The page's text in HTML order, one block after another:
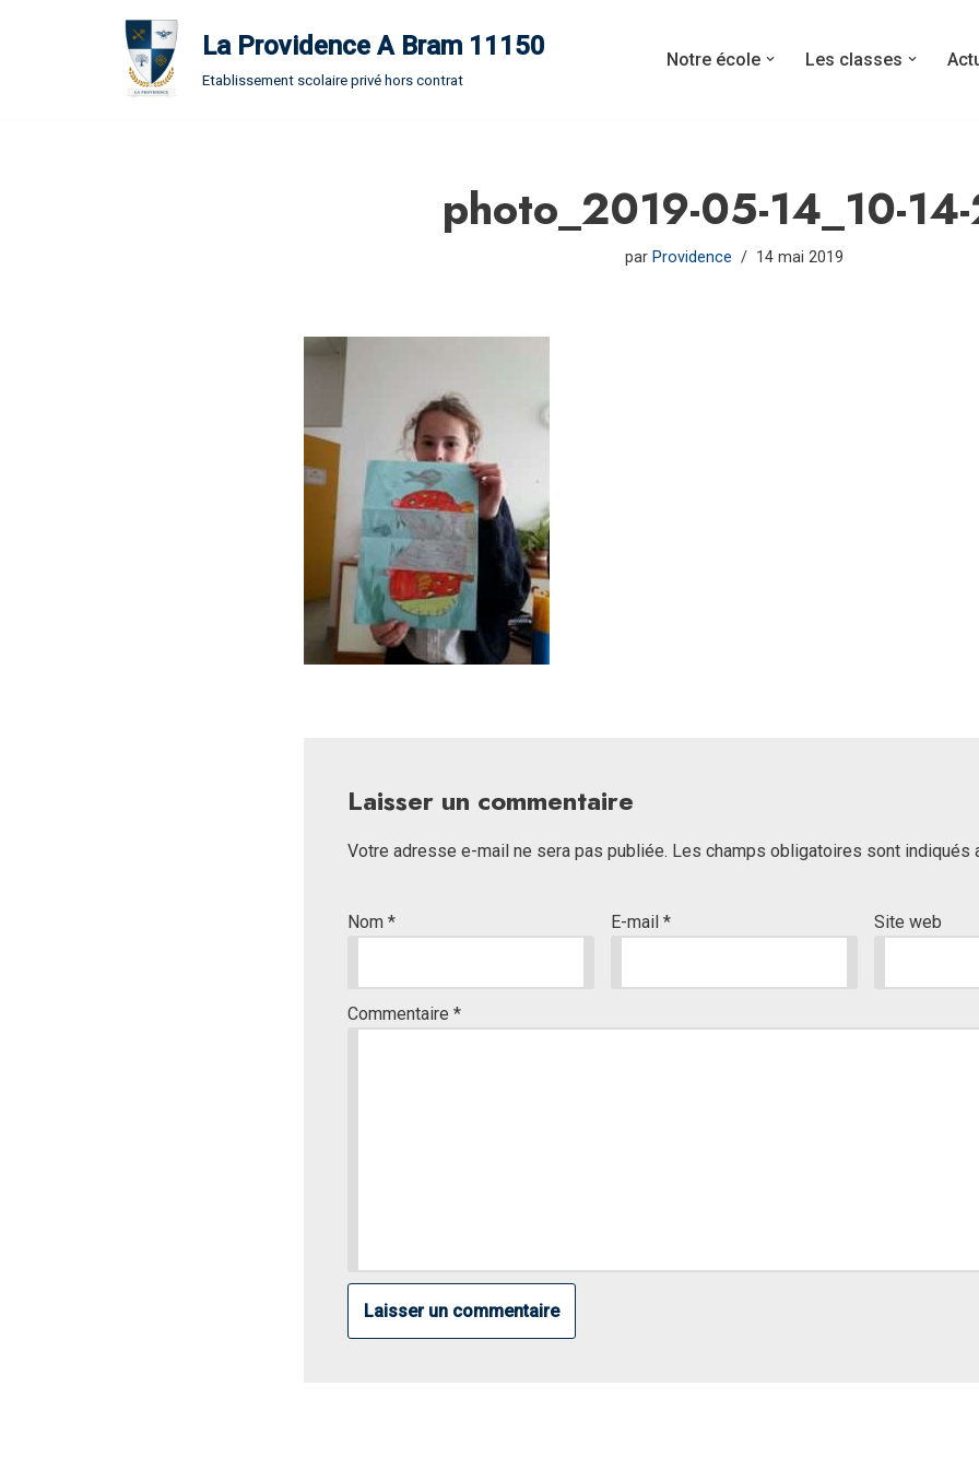
La Providence A Bram 11150
Etablissement scolaire privé hors contrat
Notre école Les classes
photo_2019-05-14_10-
par Providence 14 mai 2019
Laisser un commentaire
Votre adresse e-mail ne sera pas publiée. Les champs obligatoires sont indiqués
Nom * E-mail * Site web
Commentaire *